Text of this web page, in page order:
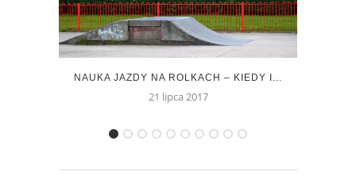
NAUKA JAZDY NA ROLKACH – KIEDY I...
21 lipca 2017